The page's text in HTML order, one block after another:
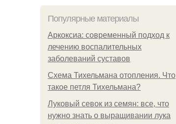
Популярные материалы
Аркоксиа: современный подход к
лечению воспалительных
заболеваний суставов
Схема Тихельмана отопления. Что
такое петля Тихельмана?
Луковый севок из семян: все, что
нужно знать о выращивании лука